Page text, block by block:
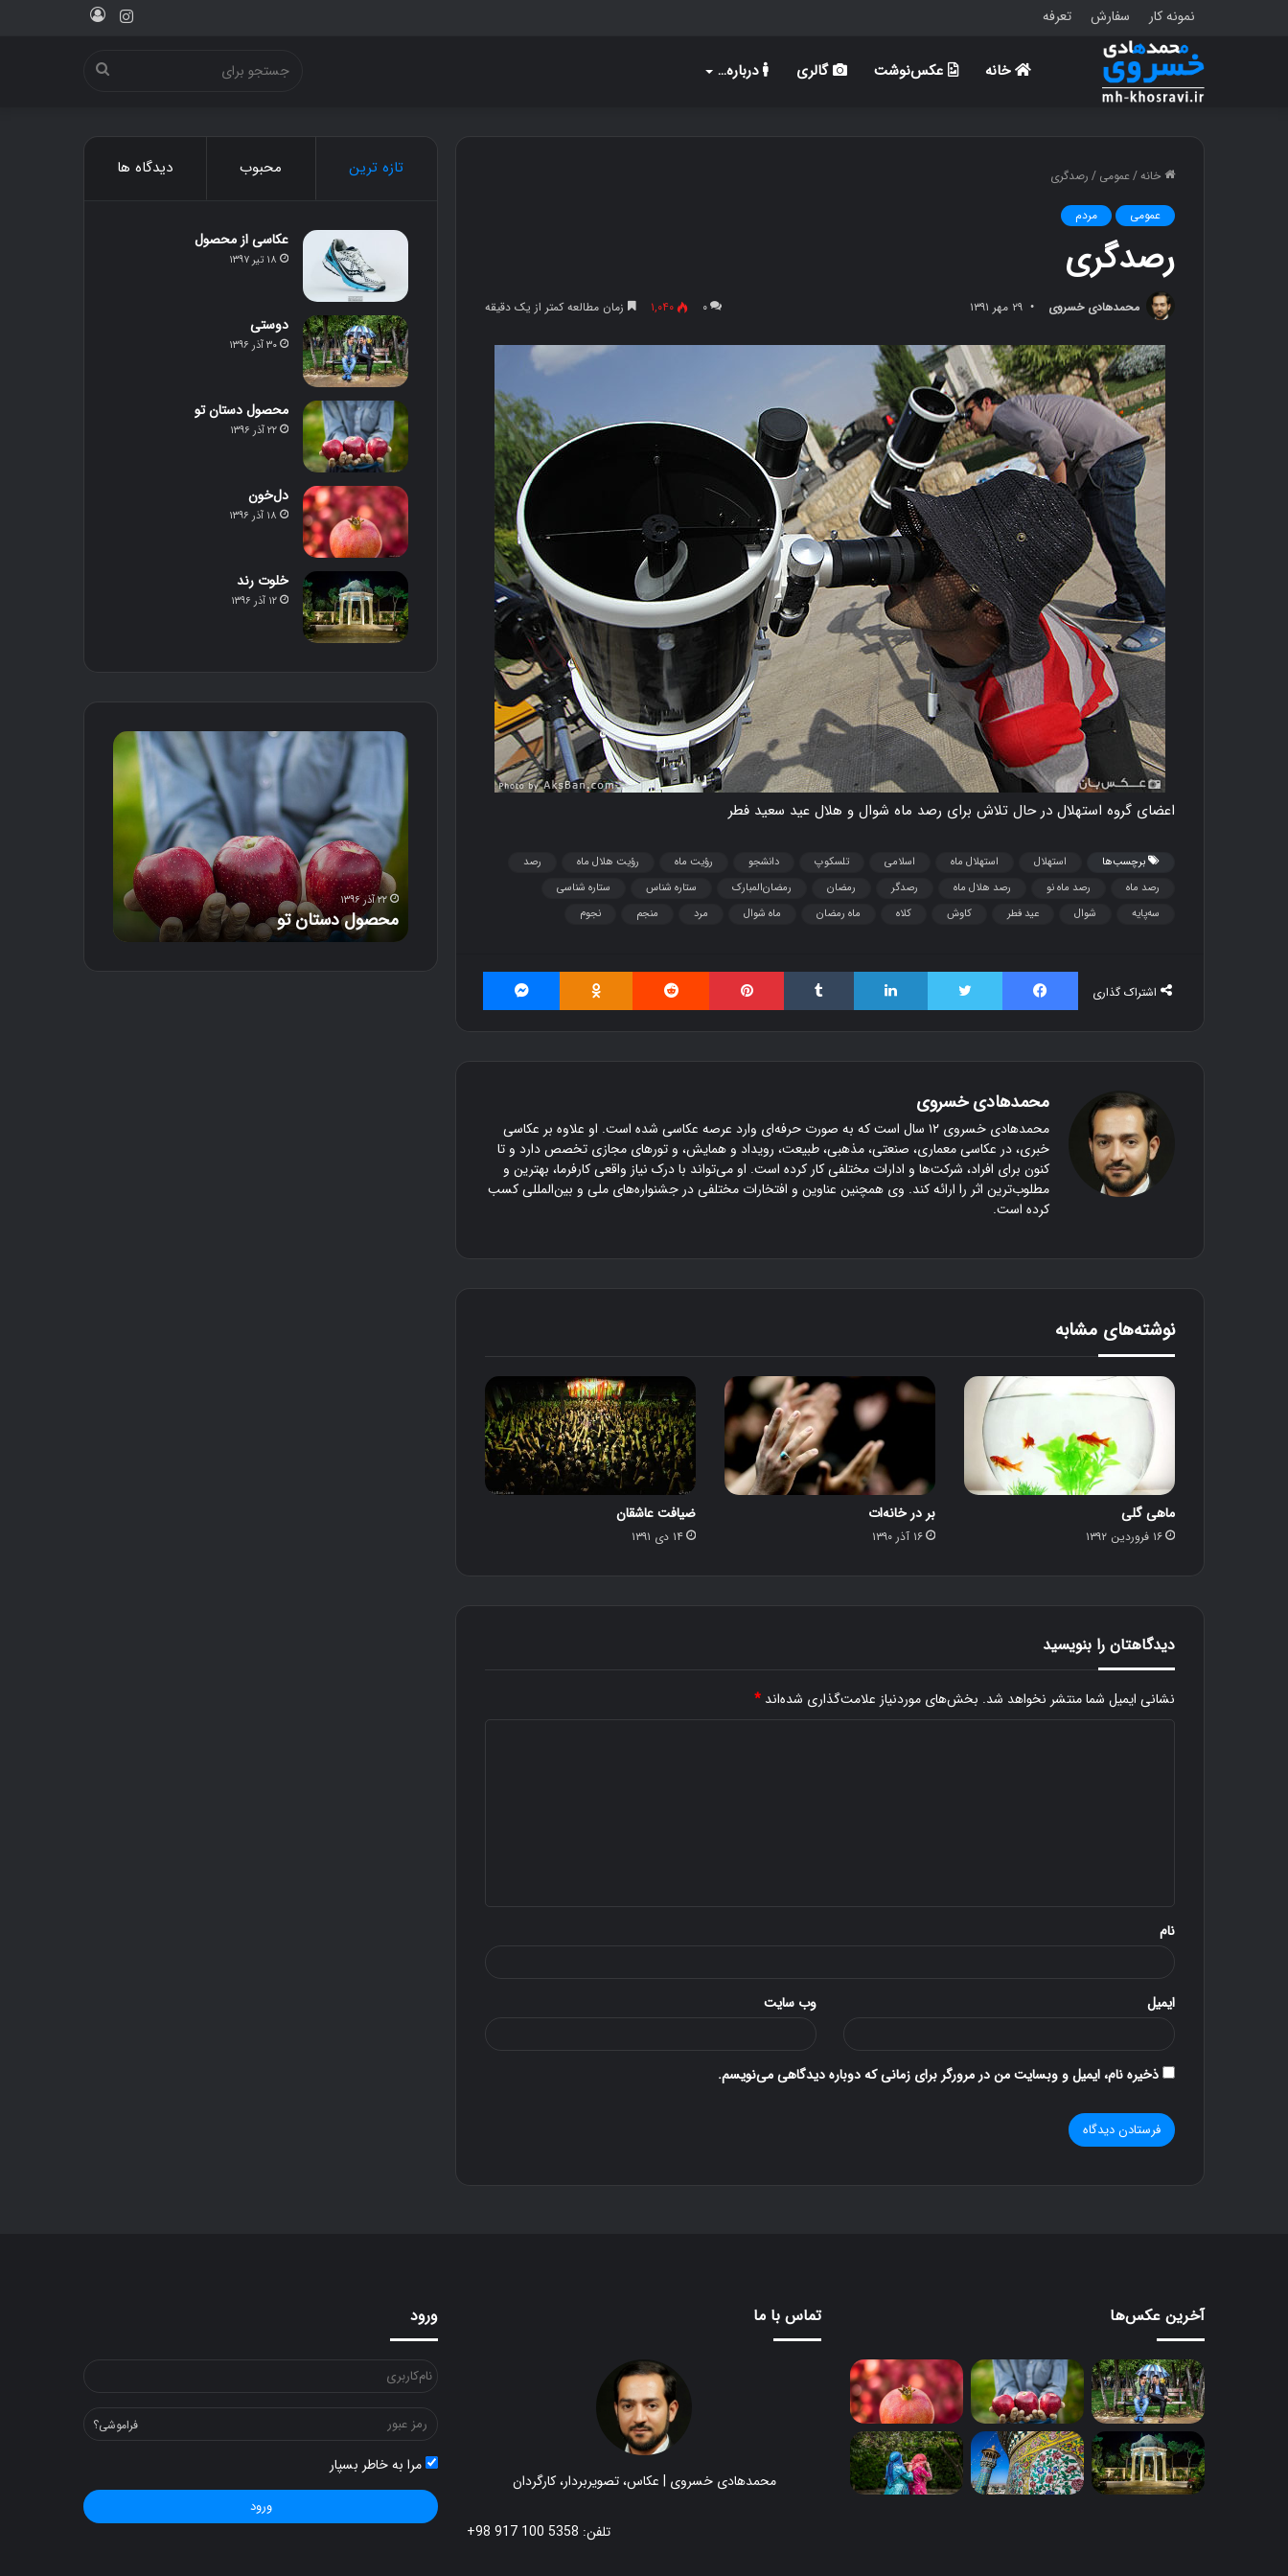
نمونه کار سفارش تعرفه اینستاگرام
خانه عکس‌نوشت گالری درباره…
برای
خانه/عمومی / رصدگری
عمومی مردم
رصدگری
محمدهادی خسروی ۲۹ مهر ۱۳۹۱ ۰ ۱,۰۴۰ زمان مطالعه کمتر از یک دقیقه
اعضای گروه استهلال در حال تلاش برای رصد ماه شوال و هلال عید سعید فطر
برچسب‌ها استهلال استهلال ماه اسلامی تلسکوپ دانشجو رؤیت ماه رؤیت هلال ماه
رصد
رصد ماه
رصد ماه نو رصد هلال ماه رصدگر رمضان رمضان‌المبارک ستاره شناس
ستاره شناسی
سه‌پایه
شوال عید فطر کاوش کلاه ماه رمضان ماه شوال مرد منجم نجوم
اشتراک گذاری
فیسبوک توییتر لینکداین تامبلر پینتریست Reddit
Odnoklassniki
محمدهادی خسروی
محمدهادی خسروی ۱۲ سال است که به صورت حرفه‌ای وارد عرصه عکاسی شده است. او علاوه بر عکاسی
خبری، در عکاسی معماری، صنعتی، مذهبی، طبیعت، رویداد و همایش، و تورهای مجازی تخصص دارد و تا
کنون برای افراد، شرکت‌ها و ادارات مختلفی کار کرده است. او می‌تواند با درک نیاز واقعی کارفرما، بهترین و
مطلوب‌ترین اثر را ارائه کند. وی همچنین عناوین و افتخارات مختلفی در جشنواره‌های ملی و بین‌المللی کسب
کرده است.
نوشته‌های مشابه
ماهی گلی
۱۶ فروردین ۱۳۹۲
بر در خانه‌ات
۱۶ آذر ۱۳۹۰
ضیافت عاشقان
۱۴ دی ۱۳۹۱
دیدگاهتان را بنویسید
نشانی ایمیل شما منتشر نخواهد شد. بخش‌های موردنیاز علامت‌گذاری شده‌اند *
نام
ایمیل وب‌ سایت
ذخیره نام، ایمیل و وبسایت من در مرورگر برای زمانی که دوباره دیدگاهی می‌نویسم.
تازه ترین محبوب دیدگاه ها
عکاسی از محصول
۱۸ تیر ۱۳۹۷
دوستی
۳۰ آذر ۱۳۹۶
محصول دستان تو
۲۲ آذر ۱۳۹۶
دل‌خون
۱۸ آذر ۱۳۹۶
خلوت رند
۱۲ آذر ۱۳۹۶
ک
ن
ا
ر
گ
ب
د
کنار گنبد
د
س
دوستی
م
و
ل
ن
ت
۲۲ آذر ۱۳۹۶
محصول دستان تو
آخرین عکس‌ها تماس با ما
محمدهادی خسروی | عکاس، تصویربردار، کارگردان
تلفن: 5358 100 917 98+
ورود
فراموشی؟
مرا به خاطر بسپار
ورود